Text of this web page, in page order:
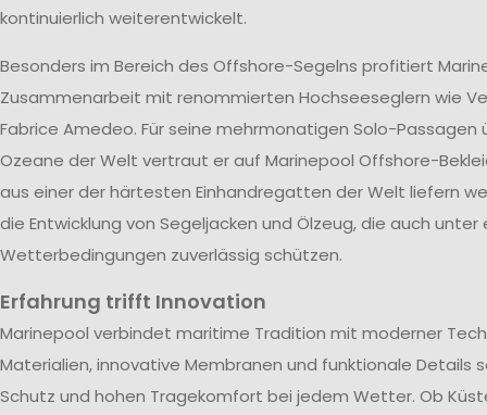
kontinuierlich weiterentwickelt.
Besonders im Bereich des Offshore-Segelns profitiert
Zusammenarbeit mit renommierten Hochseeseglern wie
Fabrice Amedeo. Für seine mehrmonatigen Solo-
Ozeane der Welt vertraut er auf Marinepool Offshore-
aus einer der härtesten Einhandregatten der Welt liefern
die Entwicklung von Segeljacken und Ölzeug, die auch
Wetterbedingungen zuverlässig schützen.
Erfahrung trifft Innovation
Marinepool verbindet maritime Tradition mit moderner
Materialien, innovative Membranen und funktionale Details
Schutz und hohen Tragekomfort bei jedem Wetter. Ob